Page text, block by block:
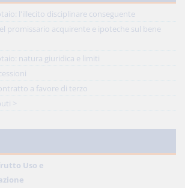
l'illecito disciplinare conseguente
promissario acquirente e ipoteche sul bene
natura giuridica e limiti
a favore di terzo
>
Uso e